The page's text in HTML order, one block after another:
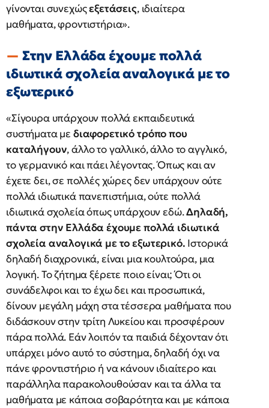
γίνονται συνεχώςεξετάσεις, ιδιαίτερα
μαθήματα, φροντιστήρια».
Στην Ελλάδα έχουμε πολλά
ιδιωτικά σχολεία αναλογικά με το
εξωτερικό
«Σίγουρα υπάρχουν πολλά εκπαιδευτικά
συστήματα με διαφορετικό τρόπο που
καταλήγουν, άλλο το γαλλικό, άλλο το αγγλικό,
το γερμανικό και πάει λέγοντας. Όπως και αν
έχετε δει, σε πολλές χώρες δεν υπάρχουν ούτε
πολλά ιδιωτικά πανεπιστήμια, ούτε πολλά
ιδιωτικά σχολεία όπως υπάρχουν εδώ.Δηλαδή,
πάντα στην Ελλάδα έχουμε πολλά ιδιωτικά
σχολεία αναλογικά με το εξωτερικό. Ιστορικά
δηλαδή διαχρονικά, είναι μια κουλτούρα, μια
λογική. Το ζήτημα ξέρετε ποιο είναι; Ότι οι
συνάδελφοι και το έχω δει και προσωπικά,
δίνουν μεγάλη μάχη στα τέσσερα μαθήματα που
διδάσκουν στην τρίτη Λυκείου και προσφέρουν
πάρα πολλά. Εάν λοιπόν τα παιδιά δέχονταν ότι
υπάρχει μόνο αυτό το σύστημα, δηλαδή όχι να
πάνε φροντιστήριο ή να κάνουν ιδιαίτερο και
παράλληλα παρακολουθούσαν και τα άλλα τα
μαθήματα με κάποια σοβαρότητα και με κάποια